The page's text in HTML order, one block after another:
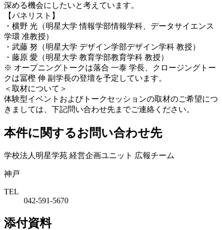
深める機会にしたいと考えています。
【パネリスト】
・横野 光（明星大学 情報学部情報学科、データサイエンス
学環 准教授）
・武藤 努（明星大学 デザイン学部デザイン学科 教授）
・藤原 愛（明星大学 教育学部教育学科 教授）
※ オープニングトークは落合 一泰 学長、クロージングトー
クは冨樫 伸 副学長の登壇を予定しています。
＜取材について＞
体験型イベントおよびトークセッションの取材のご希望につ
きましては、下記問い合わせ先までご連絡ください。
本件に関するお問い合わせ先
学校法人明星学苑 経営企画ユニット 広報チーム
神戸
TEL
042-591-5670
添付資料